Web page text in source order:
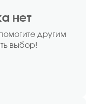
нет
другим
выбор!